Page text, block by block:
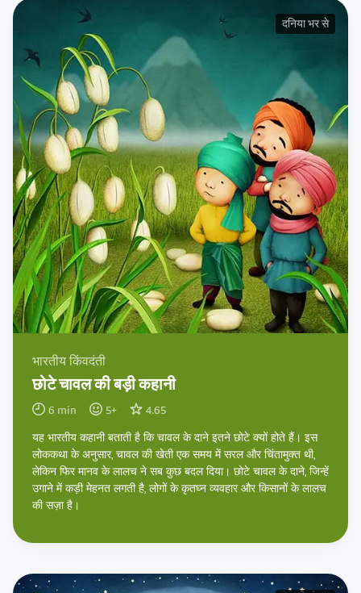
दनिया भर से
भारतीय किंवदंती
छोटे चावल की बड़ी कहानी
6 min 5+ 4.65
यह भारतीय कहानी बताती है कि चावल के दाने इतने छोटे क्यों होते हैं। इस
लोककथा के अनुसार, चावल की खेती एक समय में सरल और चिंतामुक्त थी,
लेकिन फिर मानव के लालच ने सब कुछ बदल दिया। छोटे चावल के दाने, जिन्हें
उगाने में कड़ी मेहनत लगती है, लोगों के कृतघ्न व्यवहार और किसानों के लालच
की सज़ा है।